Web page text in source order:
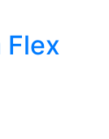
Flex